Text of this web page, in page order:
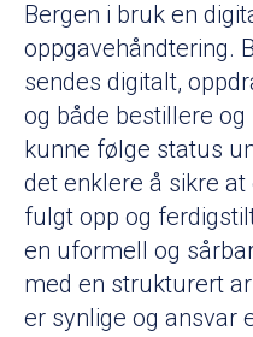
Bergen i bruk en
oppgavehåndtering.
sendes digitalt,
og både bestillere
kunne følge status
det enklere å sikre
fulgt opp og
en uformell og
med en strukturert
er synlige og ansvar